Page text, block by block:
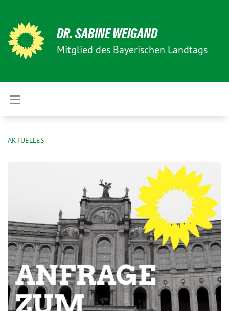
DR. SABINE WEIGAND
Mitglied des Bayerischen Landtags
AKTUELLES